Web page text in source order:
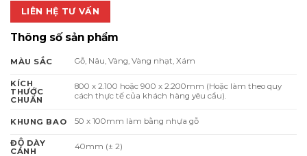
LIÊN HỆ TƯ VẤN
Thông số sản phẩm
MÀU SẮC Gỗ, Nâu, Vàng, Vàng nhạt, Xám
KÍCH
THƯỚC
CHUẨN
800 x 2.100 hoặc 900 x 2.200mm (Hoặc làm theo quy
cách thực tế của khách hàng yêu cầu).
KHUNG BAO 50 x 100mm làm bằng nhựa gỗ
ĐỘ DÀY
CÁNH
40mm (± 2)